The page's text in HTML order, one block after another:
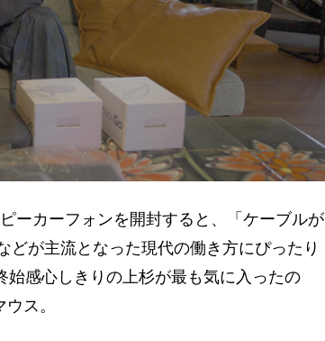
ーカーフォンを開封すると、「ケーブルが
が主流となった現代の働き方にぴったり
感心しきりの上杉が最も気に入ったの
ス。